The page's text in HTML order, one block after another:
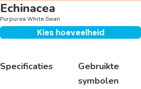
Echinacea
Purpurea White Swan
Kies hoeveelheid
Specificaties
Gebruikte
symbolen